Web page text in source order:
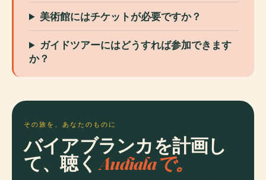
美術館にはチケットが必要ですか？
ガイドツアーにはどうすれば参加できます
か？
その旅を、あなたのものに
バイアブランカを計画し
て、聴くAudialaで。